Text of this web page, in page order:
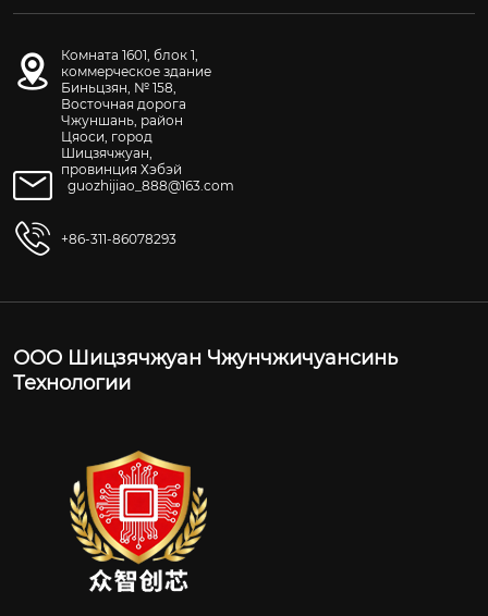
Комната 1601, блок 1,
коммерческое здание
Биньцзян, № 158,
Восточная дорога
Чжуншань, район
Цяоси, город
Шицзячжуан,
провинция Хэбэй
guozhijiao_888@163.com
+86-311-86078293
ООО Шицзячжуан Чжунчжичуансинь
Технологии